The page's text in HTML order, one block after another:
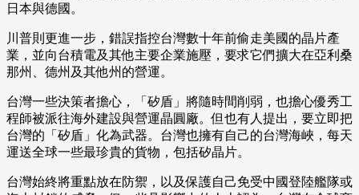
日本與德國。
川普則更進一步，錯誤指控台灣數十年前偷走美國的晶片產
業，並向台積電及其他主要企業施壓，要求它們擴大在亞利桑
那州、德州及其他州的營運。
台灣一些決策者擔心，「矽盾」將隨時間削弱，也擔心優秀工
程師被派往海外建設與營運晶圓廠。但也有人提出，要立即把
台灣的「矽盾」化為武器。台灣也擁有自己的台灣海峽，每天
運送全球一些最珍貴的貨物，包括矽晶片。
台灣始終將重點放在防禦，以及保護自己免受中國登陸艦隊或